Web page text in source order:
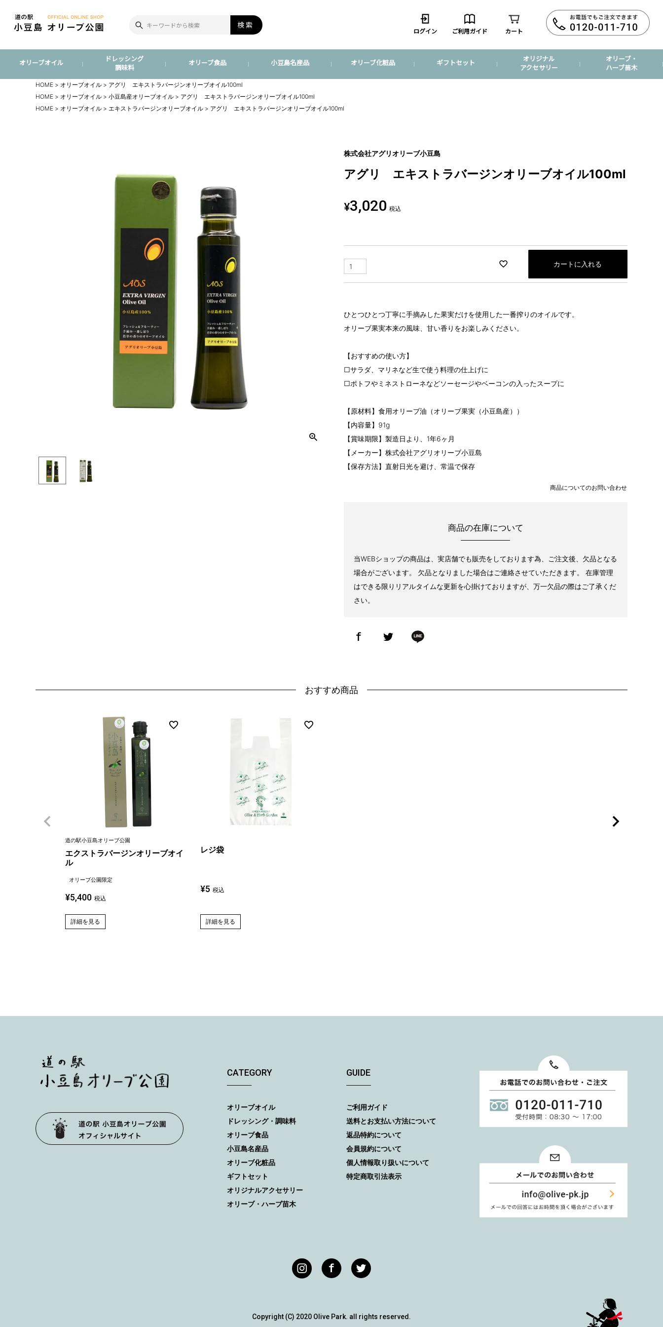
検索
ログイン ご利用ガイド カート
オリーブオイル
ドレッシング
調味料
オリーブ食品 小豆島名産品 オリーブ化粧品 ギフトセット
オリジナル
アクセサリー
オリーブ・
ハーブ苗木
HOME オリーブオイル
アグリ エキストラバージンオリーブオイル100ml
HOME
オリーブオイル 小豆島産オリーブオイル
アグリ エキストラバージンオリーブオイル100ml
HOME
オリーブオイル エキストラバージンオリーブオイル アグリ エキストラバージンオリーブオイル100ml
株式会社アグリオリーブ小豆島
アグリ エキストラバージンオリーブオイル100ml
¥3,020 税込
カートに入れる
ひとつひとつ丁寧に手摘みした果実だけを使用した一番搾りのオイルです。
オリーブ果実本来の風味、甘い香りをお楽しみください。
【おすすめの使い方】
□サラダ、マリネなど生で使う料理の仕上げに
□ポトフやミネストローネなどソーセージやベーコンの入ったスープに
【原材料】食用オリーブ油（オリーブ果実（小豆島産））
【内容量】91g
【賞味期限】製造日より、1年6ヶ月
【メーカー】株式会社アグリオリーブ小豆島
【保存方法】直射日光を避け、常温で保存
商品についてのお問い合わせ
商品の在庫について
当WEBショップの商品は、実店舗でも販売をしております為、ご注文後、欠品となる
場合がございます。 欠品となりました場合はご連絡させていただきます。 在庫管理
はできる限りリアルタイムな更新を心掛けておりますが、万一欠品の際はご了承くだ
さい。
おすすめ商品
道の駅小豆島オリーブ公園
エクストラバージンオリーブオイ
ル
オリーブ公園限定
¥5,400 税込
詳細を見る
レジ袋
¥5 税込
詳細を見る
CATEGORY
オリーブオイル
ドレッシング・調味料
オリーブ食品
小豆島名産品
オリーブ化粧品
ギフトセット
オリジナルアクセサリー
オリーブ・ハーブ苗木
GUIDE
ご利用ガイド
送料とお支払い方法について
返品特約について
会員規約について
個人情報取り扱いについて
特定商取引法表示
Copyright (C) 2020 Olive Park. all rights reserved.